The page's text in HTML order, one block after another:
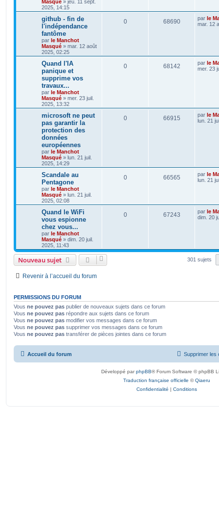
Masqué » jeu. 11 sept.
2025, 14:15
github - fin de
l'indépendance
fantôme
par le Manchot
Masqué » mar. 12 août
2025, 02:25
0 68690 par le
mar. 12
Quand l'IA
panique et
supprime vos
travaux...
par le Manchot
Masqué » mer. 23 juil.
2025, 13:32
0 68142 par le
mer. 23
microsoft ne peut
pas garantir la
protection des
données
européennes
par le Manchot
Masqué » lun. 21 juil.
2025, 14:29
0 66915 par le
lun. 21
Scandale au
Pentagone
par le Manchot
Masqué » lun. 21 juil.
2025, 02:08
0 66565 par le
lun. 21
Quand le WiFi
vous espionne
chez vous...
par le Manchot
Masqué » dim. 20 juil.
2025, 11:43
0 67243 par le
dim. 20
Nouveau sujet 301 sujets
Revenir à l’accueil du forum
PERMISSIONS DU FORUM
Vous ne pouvez pas publier de nouveaux sujets dans ce forum
Vous ne pouvez pas répondre aux sujets dans ce forum
Vous ne pouvez pas modifier vos messages dans ce forum
Vous ne pouvez pas supprimer vos messages dans ce forum
Vous ne pouvez pas transférer de pièces jointes dans ce forum
Accueil du forum Supprimer les
Développé parphpBB® Forum Software © phpBB
Traduction française officielle ©Qiaeru
Confidentialité | Conditions